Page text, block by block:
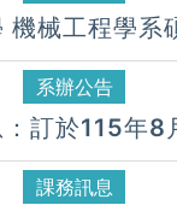
工程學系碩士班
補公告( 08
系辦公告
訂於115年8
假惠蓀堂
全衛生教育訓
課務訊息